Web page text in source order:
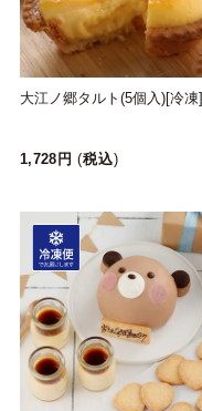
大江ノ郷タルト(5個入)[冷凍]
1,728 税込